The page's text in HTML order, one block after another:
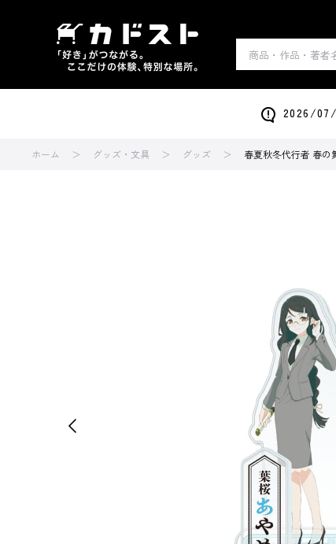
2026/07/
ホーム グッズ・文具 グッズ 春夏秋冬代行者 春の